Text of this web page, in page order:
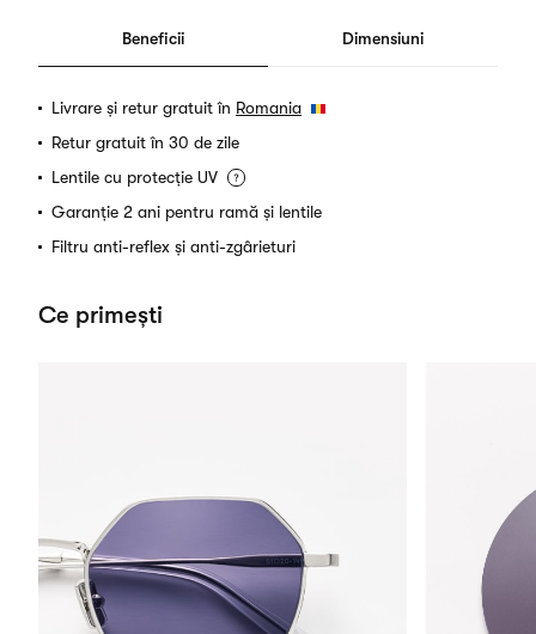
Beneficii Dimensiuni
Livrare și retur gratuit în Romania
Retur gratuit în 30 de zile
Lentile cu protecție UV
Garanție 2 ani pentru ramă și lentile
Filtru anti-reflex și anti-zgârieturi
Ce primești